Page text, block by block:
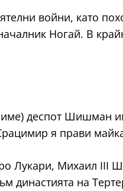
войни, като
Ногай. В
име) деспот
я прави
Лукари, Михаил III
на